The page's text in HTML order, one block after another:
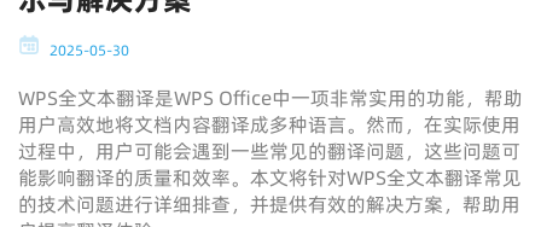
2025-05-30
WPS全文本翻译是WPS Office中一项非常实用的功能，帮助
用户高效地将文档内容翻译成多种语言。然而，在实际使用
过程中，用户可能会遇到一些常见的翻译问题，这些问题可
能影响翻译的质量和效率。本文将针对WPS全文本翻译常见
的技术问题进行详细排查，并提供有效的解决方案，帮助用